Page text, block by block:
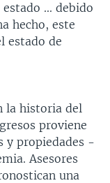
... debido
hecho, este
estado de
la historia del
proviene
y propiedades -
Asesores
una